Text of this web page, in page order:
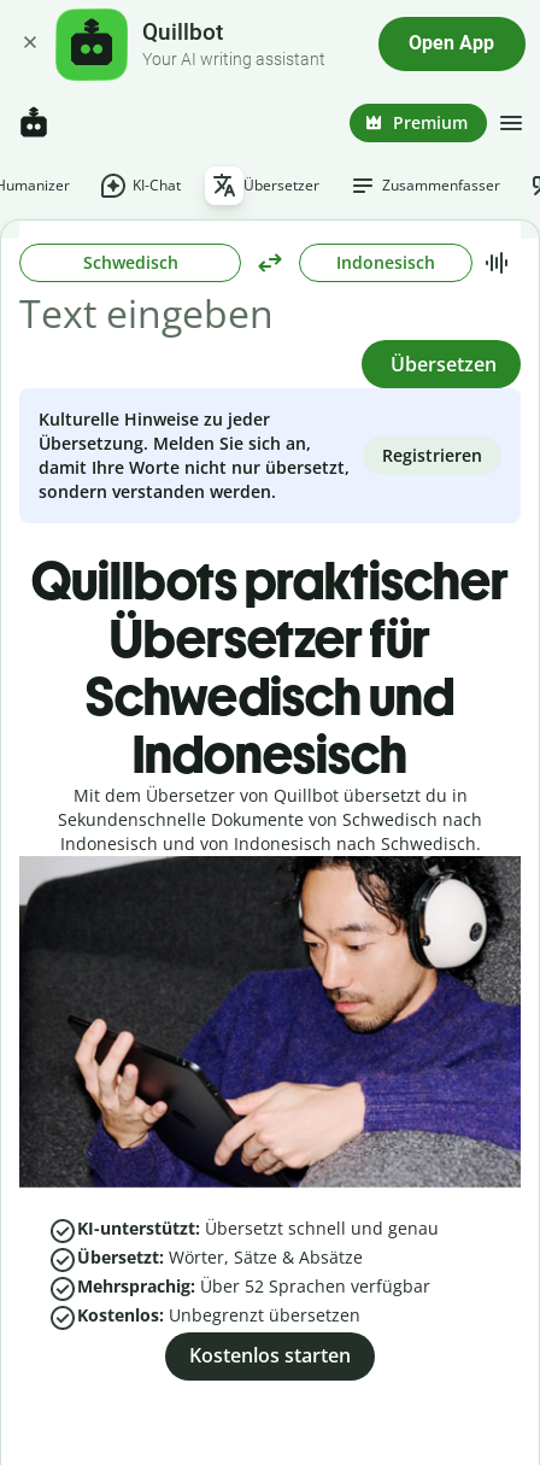
Quillbot
Your AI writing assistant
Open App
Premium
KI-Chat Übersetzer Zusammenfasser
Schwedisch Indonesisch
Übersetzen
Kulturelle Hinweise zu jeder
Übersetzung. Melden Sie sich an,
damit Ihre Worte nicht nur übersetzt,
sondern verstanden werden.
Registrieren
Quillbots praktischer
Übersetzer für
Schwedisch und
Indonesisch
Mit dem Übersetzer von Quillbot übersetzt du in
Sekundenschnelle Dokumente von Schwedisch nach
Indonesisch und von Indonesisch nach Schwedisch.
KI-unterstützt: Übersetzt schnell und genau
Übersetzt: Wörter, Sätze & Absätze
Mehrsprachig: Über 52 Sprachen verfügbar
Kostenlos: Unbegrenzt übersetzen
Kostenlos starten